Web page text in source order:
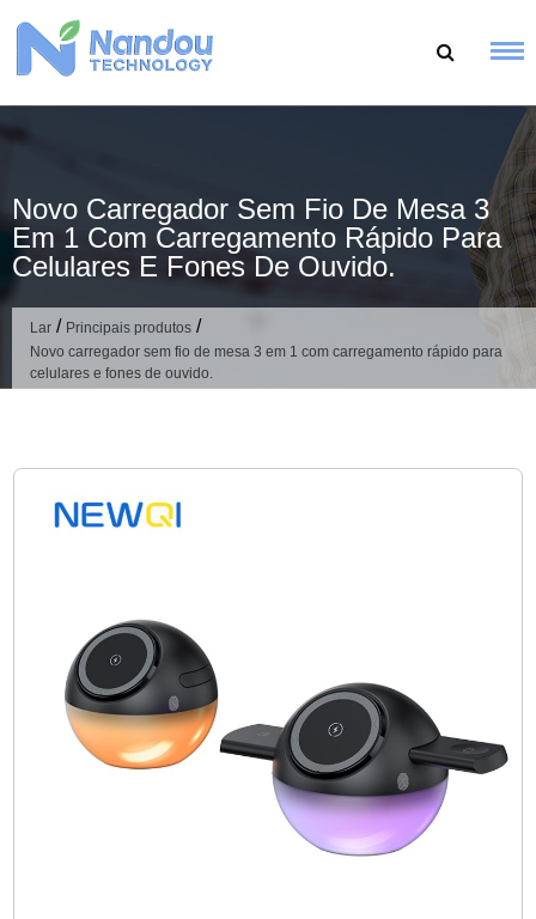
para
Novo Carregador Sem Fio De Mesa 3
Em 1 Com Carregamento Rápido Para
Celulares E Fones De Ouvido.
Lar / Principais produtos /
Novo carregador sem fio de mesa 3 em 1 com carregamento rápido para
celulares e fones de ouvido.